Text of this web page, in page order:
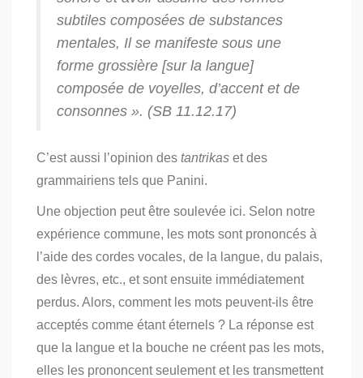
subtiles composées de substances
mentales, Il se manifeste sous une
forme grossière [sur la langue]
composée de voyelles, d’accent et de
consonnes ». (SB 11.12.17)
C’est aussi l’opinion des tantrikas et des
grammairiens tels que Panini.
Une objection peut être soulevée ici. Selon notre
expérience commune, les mots sont prononcés à
l’aide des cordes vocales, de la langue, du palais,
des lèvres, etc., et sont ensuite immédiatement
perdus. Alors, comment les mots peuvent-ils être
acceptés comme étant éternels ? La réponse est
que la langue et la bouche ne créent pas les mots,
elles les prononcent seulement et les transmettent